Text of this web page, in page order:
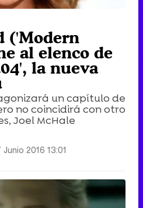
('Modern
al elenco de
la nueva
un capítulo de
no coincidirá con otro
Joel McHale
2016 13:01